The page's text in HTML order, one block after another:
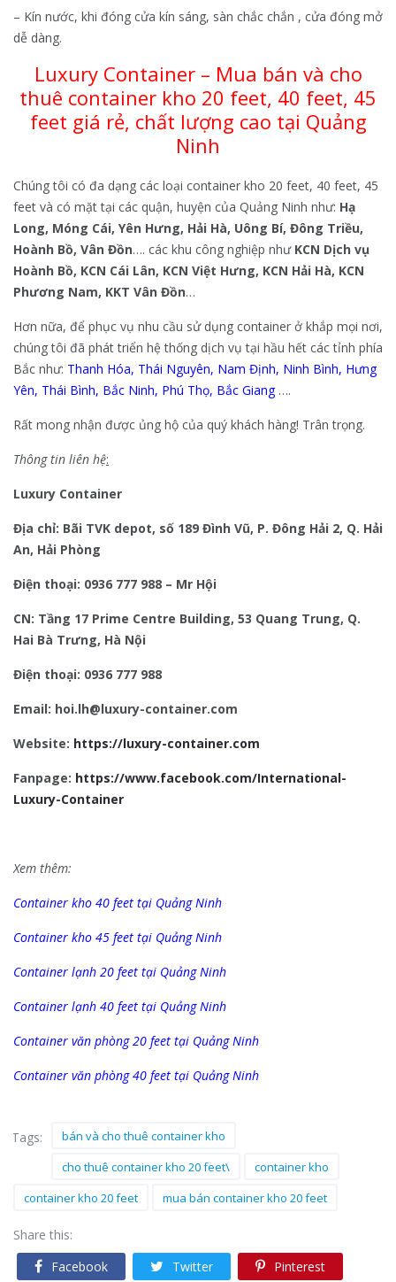
– Kín nước, khi đóng cửa kín sáng, sàn chắc chắn , cửa đóng mở
dễ dàng.
Luxury Container – Mua bán và cho
thuê container kho 20 feet, 40 feet, 45
feet giá rẻ, chất lượng cao tại Quảng
Ninh
Chúng tôi có đa dạng các loại container kho 20 feet, 40 feet, 45
feet và có mặt tại các quận, huyện của Quảng Ninh như: Hạ
Long, Móng Cái, Yên Hưng, Hải Hà, Uông Bí, Đông Triều,
Hoành Bồ, Vân Đồn…. các khu công nghiệp như KCN Dịch vụ
Hoành Bồ, KCN Cái Lân, KCN Việt Hưng, KCN Hải Hà, KCN
Phương Nam, KKT Vân Đồn…
Hơn nữa, để phục vụ nhu cầu sử dụng container ở khắp mọi nơi,
chúng tôi đã phát triển hệ thống dịch vụ tại hầu hết các tỉnh phía
Bắc như: Thanh Hóa, Thái Nguyên, Nam Định, Ninh Bình, Hưng
Yên, Thái Bình, Bắc Ninh, Phú Thọ, Bắc Giang….
Rất mong nhận được ủng hộ của quý khách hàng! Trân trọng.
Thông tin liên hệ:
Luxury Container
Địa chỉ: Bãi TVK depot, số 189 Đình Vũ, P. Đông Hải 2, Q. Hải
An, Hải Phòng
Điện thoại: 0936 777 988 – Mr Hội
CN: Tầng 17 Prime Centre Building, 53 Quang Trung, Q.
Hai Bà Trưng, Hà Nội
Điện thoại: 0936 777 988
Email: hoi.lh@luxury-container.com
Website: https://luxury-container.com
Fanpage: https://www.facebook.com/International-
Luxury-Container
Xem thêm:
Container kho 40 feet tại Quảng Ninh
Container kho 45 feet tại Quảng Ninh
Container lạnh 20 feet tại Quảng Ninh
Container lạnh 40 feet tại Quảng Ninh
Container văn phòng 20 feet tại Quảng Ninh
Container văn phòng 40 feet tại Quảng Ninh
Tags:
bán và cho thuê container kho
cho thuê container kho 20 feet\
container kho
container kho 20 feet
mua bán container kho 20 feet
Share this:
Facebook
Twitter Pinterest